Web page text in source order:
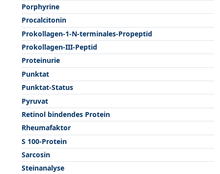
Porphyrine
Procalcitonin
Prokollagen-1-N-terminales-Propeptid
Prokollagen-III-Peptid
Proteinurie
Punktat
Punktat-Status
Pyruvat
Retinol bindendes Protein
Rheumafaktor
S 100-Protein
Sarcosin
Steinanalyse